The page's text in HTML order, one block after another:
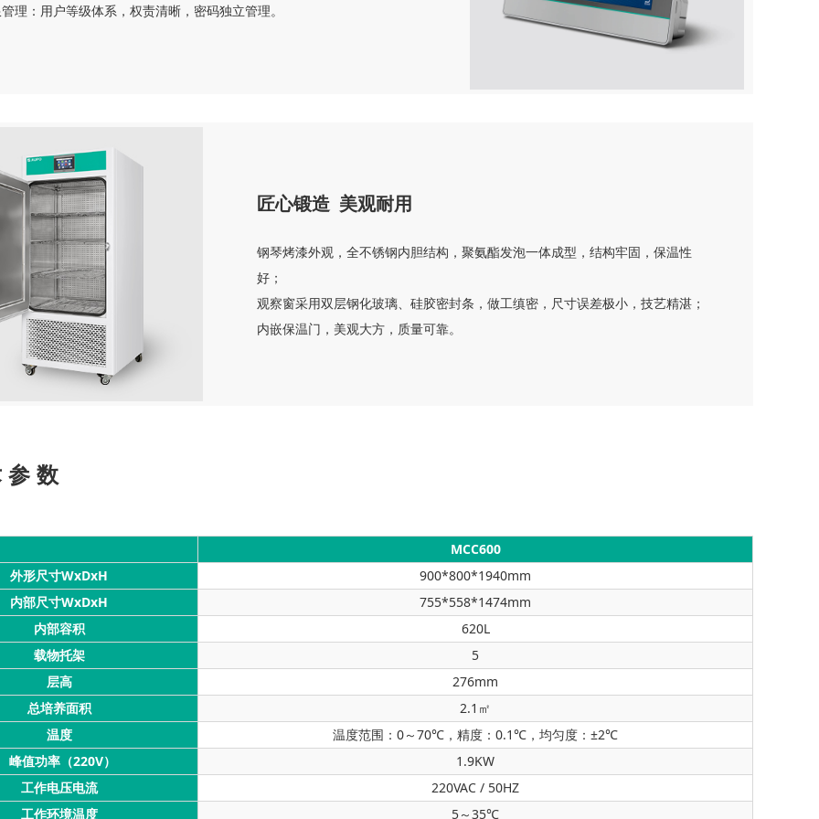
管理：用户等级体系，权责清晰，密码独立管理。
匠心锻造 美观耐用
钢琴烤漆外观，全不锈钢内胆结构，聚氨酯发泡一体成型，结构牢固，保温性
好；
观察窗采用双层钢化玻璃、硅胶密封条，做工缜密，尺寸误差极小，技艺精湛；
内嵌保温门，美观大方，质量可靠。
数
MCC600
外形尺寸WxDxH
900*800*1940mm
内部尺寸WxDxH
755*558*1474mm
内部容积
620L
载物托架
5
层高
276mm
总培养面积
2.1 ㎡
温度
温度范围：0～70℃，精度：0.1℃，均匀度：±2℃
值功率（220V）
1.9KW
工作电压电流
220VAC / 50HZ
工作环境温度
5～35℃